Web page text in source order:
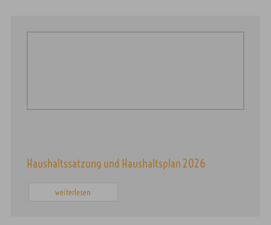
Haushaltssatzung und Haushaltsplan 2026
weiterlesen